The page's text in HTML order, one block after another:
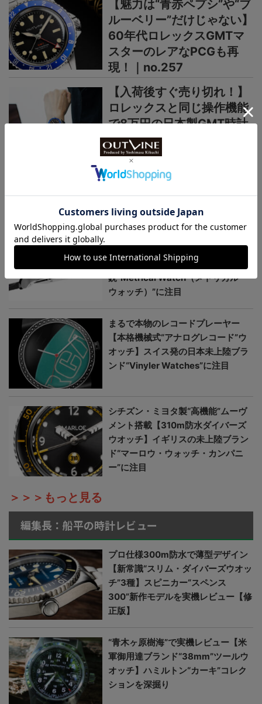
【魅力は“青赤ペプシ”や“ブ
ルーベリー”だけじゃない】
60年代ロレックスGMTマ
スターのレアなPCGも再
現！｜no.257
【入荷後すぐ売り切れ！】
ロレックスと同じ操作機能
で8万円の日本製GMT時計
がヨーロッパで高く評価さ
れるワケ｜no.256
＞＞＞もっと見る
日本未上陸ブランド
まるで夜空、パープルの多層文字盤
式”ウオッチ】香港発の新
鋭“Metrical Watch（メトリカル・
ウォッチ）”に注目
まるで本物のレコードプレーヤー
【本格機械式“アナログレコード”ウ
オッチ】スイス発の日本未上陸ブラ
ンド“Vinyler Watches”に注目
シチズン・ミヨタ製“高機能”ムーヴ
メント搭載【310m防水ダイバーズ
ウオッチ】イギリスの未上陸ブラン
ド“マーロウ・ウォッチ・カンパニ
ー”に注目
＞＞＞もっと見る
編集長：船平の時計レビュー
プロ仕様300m防水で薄型デザイン
【新常識“スリム・ダイバーズウオッ
チ”3種】スピニカー“スペンス
300”新作モデルを実機レビュー【修
正版】
“青木ヶ原樹海”で実機レビュー【米
軍御用達ブランド“38mm”ツールウ
オッチ】ハミルトン“カーキ”コレク
ションを深掘り